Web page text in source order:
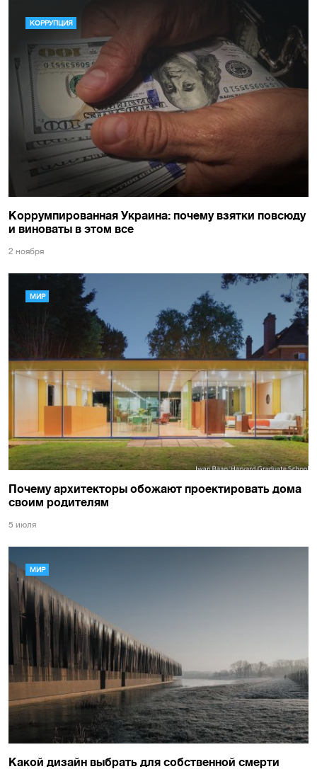
КОРРУПЦИЯ
Коррумпированная Украина: почему взятки повсюду
и виноваты в этом все
2 ноября
МИР
Почему архитекторы обожают проектировать дома
своим родителям
5 июля
МИР
Какой дизайн выбрать для собственной смерти